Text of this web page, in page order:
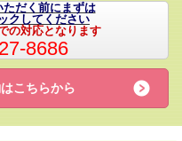
ただく前にまずは
クしてください
の対応となります
8686
こちらから